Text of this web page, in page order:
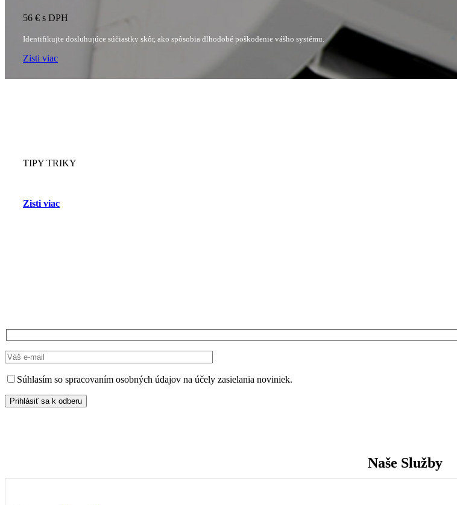
56 € s DPH
Identifikujte dosluhujúce súčiastky skôr, ako spôsobia dlhodobé poškodenie vášho systému.
Zisti viac
TIPY TRIKY
Zisti viac
Súhlasím so spracovaním osobných údajov na účely zasielania noviniek.
Naše Služby